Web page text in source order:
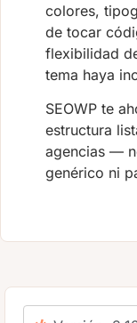
colores,
de tocar
flexibilidad
tema haya
SEOWP te
estructura
agencias —
genérico ni